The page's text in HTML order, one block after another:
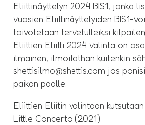
Eliittinäyttelyn 2024 BIS1, jonka
vuosien Eliittinäyttelyiden BIS1-
toivotetaan tervetulleiksi
Eliittien Eliitti 2024 valinta on
ilmainen, ilmoitathan kuitenkin
shettisilmo@shettis.com jos
paikan päälle.
Eliittien Eliitin valintaan
Little Concerto (2021)